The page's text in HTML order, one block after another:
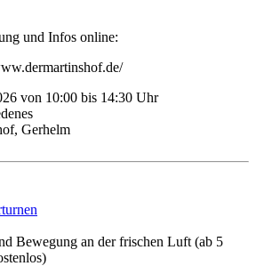
und Infos online:
von 10:00 bis 14:30 Uhr
Gerhelm
Bewegung an der frischen Luft (ab 5